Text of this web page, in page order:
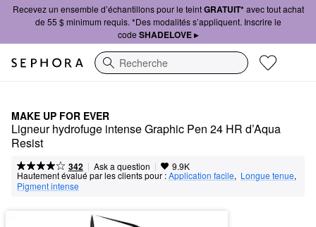
Recevez un ensemble d’échantillons pour le teintGRATUIT*avec tout achat
de 55 $ minimum requis. *Des modalités s’appliquent. Inscrire le
code SHADELOVE ▸
Recherche
MAKE UP FOR EVER
Ligneur hydrofuge intense Graphic Pen 24 HR d’Aqua
Resist
342 | Ask a question | 9.9K
Hautement évalué par les clients pour :Application facile, Longue tenue
Pigment intense